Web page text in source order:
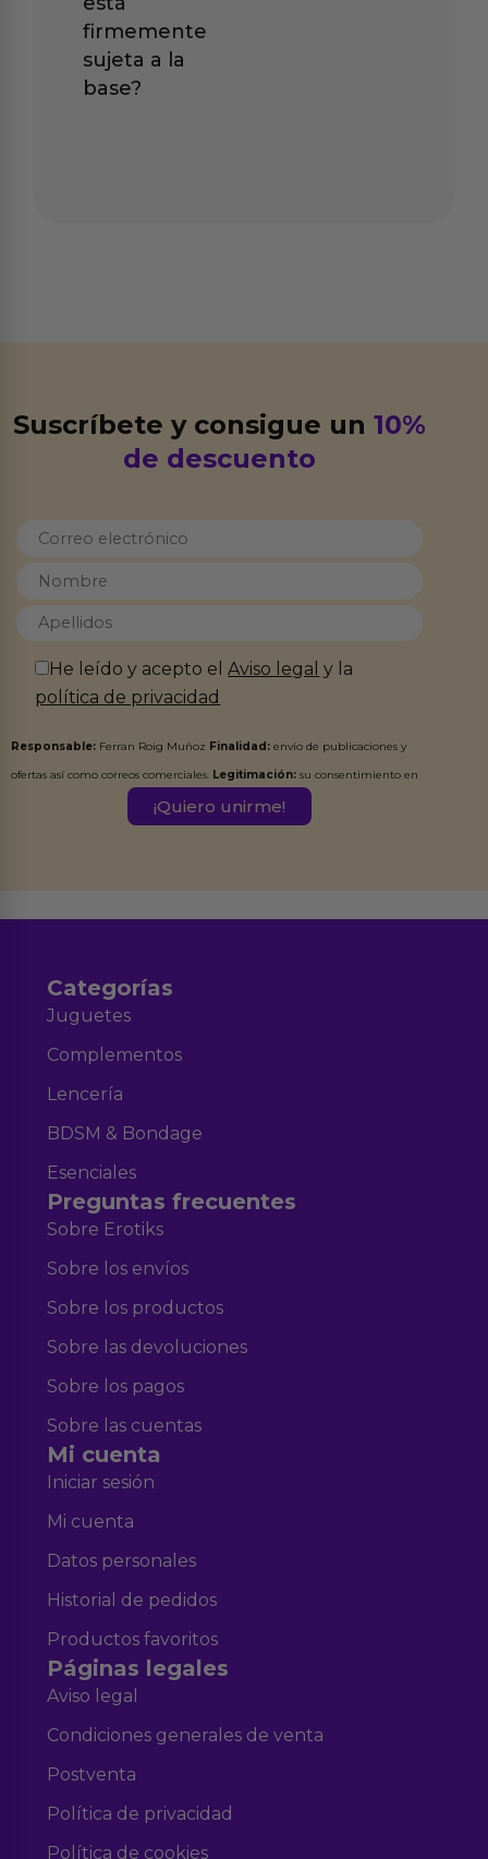
firmemente
sujeta a la
base?
Suscríbete y consigue un10%
de descuento
He leído y acepto elAviso legal y la
política de privacidad
Responsable: Ferran Roig Muñoz Finalidad: envío de publicaciones y
ofertas así como correos comerciales. Legitimación: su consentimiento en
Destinatarios:Ferran Roig Muñoz. Podrás ejercer tus
Categorías
Juguetes
Complementos
Lencería
BDSM & Bondage
Esenciales
Preguntas frecuentes
Sobre Erotiks
Sobre los envíos
Sobre los productos
Sobre las devoluciones
Sobre los pagos
Sobre las cuentas
Mi cuenta
Iniciar sesión
Mi cuenta
Datos personales
Historial de pedidos
Productos favoritos
Páginas legales
Aviso legal
Condiciones generales de venta
Postventa
Política de privacidad
Política de cookies